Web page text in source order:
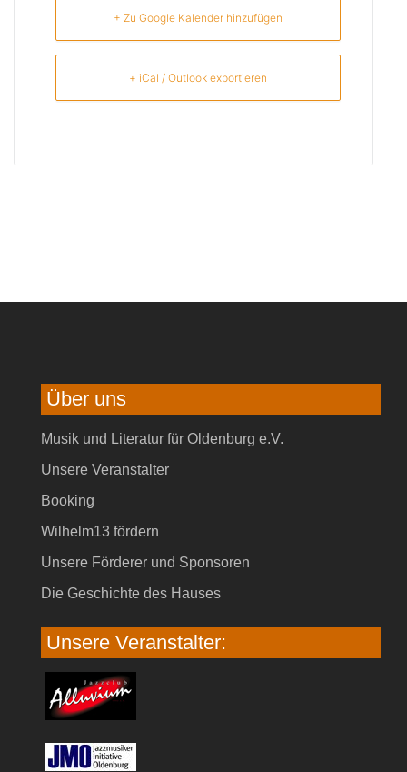
+ Zu Google Kalender hinzufügen
+ iCal / Outlook exportieren
Über uns
Musik und Literatur für Oldenburg e.V.
Unsere Veranstalter
Booking
Wilhelm13 fördern
Unsere Förderer und Sponsoren
Die Geschichte des Hauses
Unsere Veranstalter: